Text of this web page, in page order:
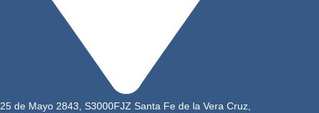
25 de Mayo 2843, S3000FJZ Santa Fe de la Vera Cruz,